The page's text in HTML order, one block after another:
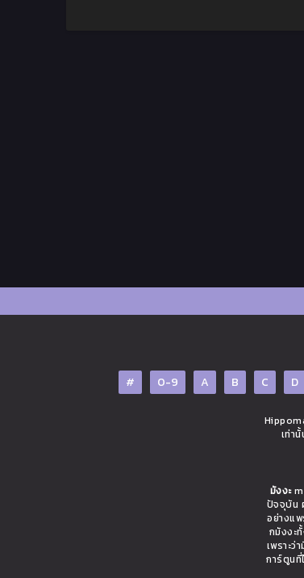
# 0-9 A B C D
เท่า
มังงะ
ปัจจุบัน
อย่างแพ
กมังงะ
เพราะว่
การ์ตูนที่